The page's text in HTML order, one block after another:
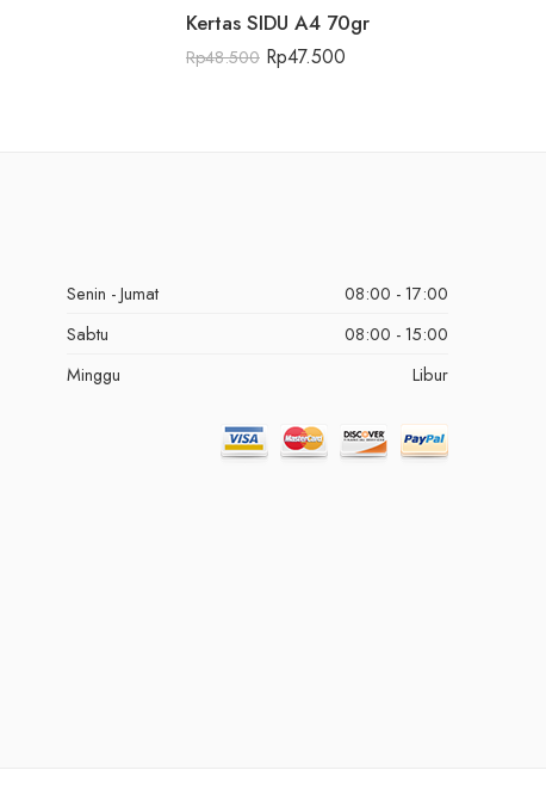
Kertas SIDU A4 70gr
Rp48.500 Rp47.500
Senin - Jumat
08:00 - 17:00
Sabtu
08:00 - 15:00
Minggu
Libur